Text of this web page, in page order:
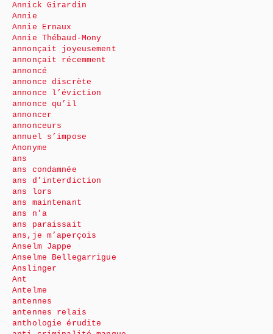
Annick Girardin
Annie
Annie Ernaux
Annie Thébaud-Mony
annonçait joyeusement
annonçait récemment
annoncé
annonce discrète
annonce l’éviction
annonce qu’il
annoncer
annonceurs
annuel s’impose
Anonyme
ans
ans condamnée
ans d’interdiction
ans lors
ans maintenant
ans n’a
ans paraissait
ans,je m’aperçois
Anselm Jappe
Anselme Bellegarrigue
Anslinger
Ant
Antelme
antennes
antennes relais
anthologie érudite